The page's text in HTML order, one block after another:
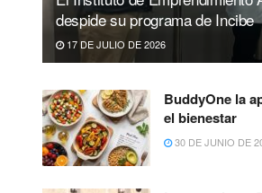
despide su programa de Incibe
17 DE JULIO DE 2026
BuddyOne la
el bienestar
30 DE JUNIO DE